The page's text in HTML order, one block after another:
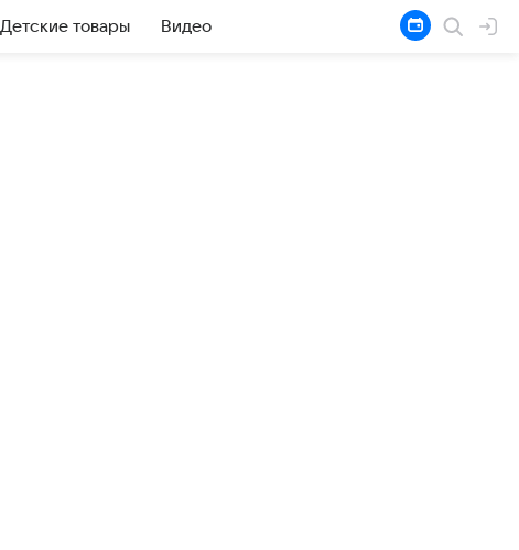
Детские товары Видео